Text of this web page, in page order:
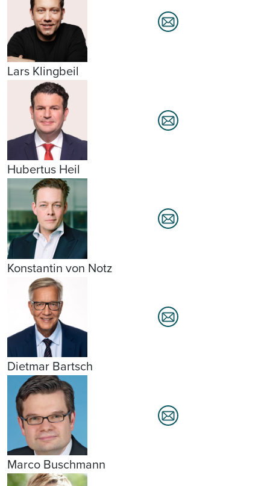
Lars Klingbeil
Hubertus Heil
Konstantin von Notz
Dietmar Bartsch
Marco Buschmann